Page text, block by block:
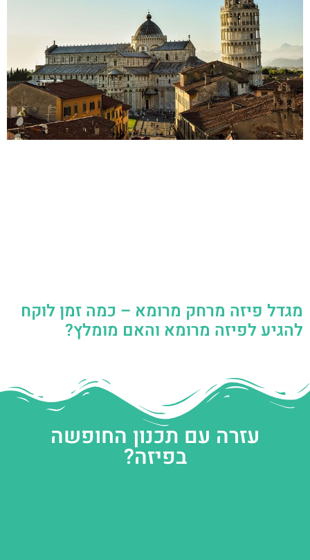
מגדל פיזה מרחק מרומא – כמה זמן לוקח
להגיע לפיזה מרומא והאם מומלץ?
עזרה עם תכנון החופשה
בפיזה?